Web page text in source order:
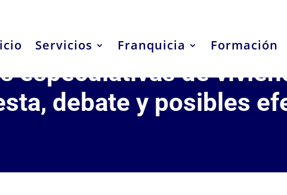
Servicios Franquicia Formación
especulativas de
debate y posibles